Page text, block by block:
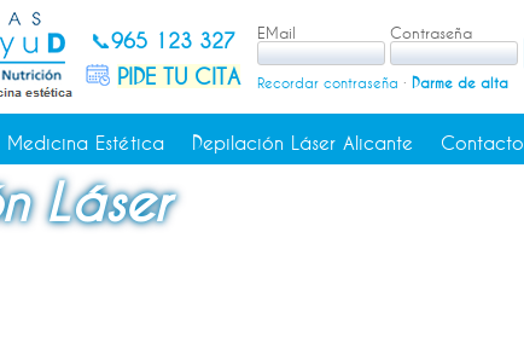
📞965 123 327
PIDE TU CITA
EMail Contraseña
Recordar contraseña · Darme de alta
Medicina Estética Depilación Láser Alicante Contacto
Láser